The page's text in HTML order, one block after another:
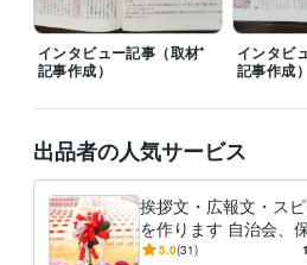
経験職種
クリエイター / コピーライター 経験年
クリエイター / ライター・編集 経験年
年
受賞歴
多治見市主催「みちくさ」エッセー　入
選（リトル・ガリヴァー社） 恋愛短編
文学館） リーン・ロゼ・エッセーコンテ
のワンシーン」（エッセ＆絵）入選
朝
インタビュー記事（取材⁺
記事作成）
インタビ
記事作成）
出品者の人気サービス
挨拶文・広報文・ス
を作ります 自治会、
会、PTA 挨拶、学校
5.0(31)